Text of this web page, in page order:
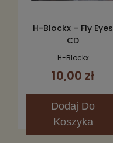
H-Blockx – Fly Eyes
CD
H-Blockx
10,00 zł
Dodaj Do
Koszyka